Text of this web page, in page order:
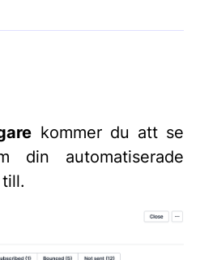
kommer du att se
din automatiserade